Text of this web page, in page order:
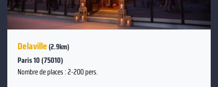
Delaville(2.9km)
Paris 10 (75010)
Nombre de places : 2-200 pers.